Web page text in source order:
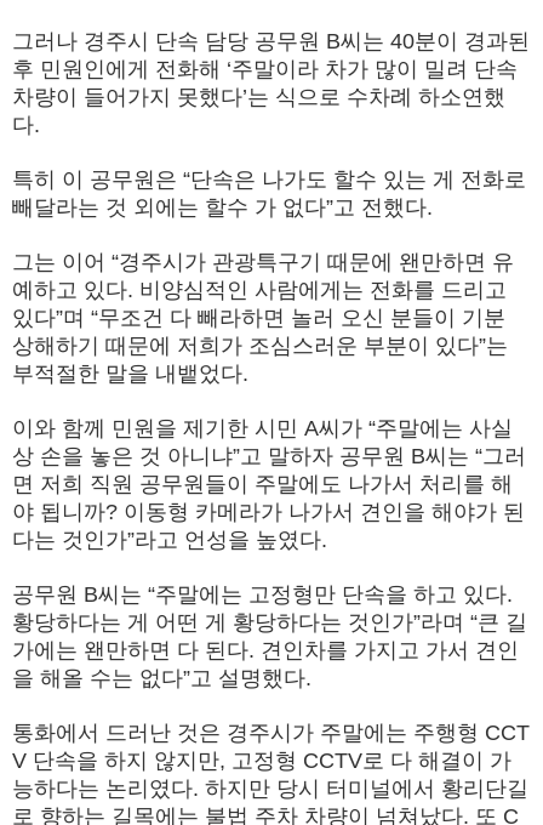
그러나 경주시 단속 담당 공무원 B씨는 40분이 경과된
후 민원인에게 전화해 ‘주말이라 차가 많이 밀려 단속
차량이 들어가지 못했다’는 식으로 수차례 하소연했
다.
특히 이 공무원은 “단속은 나가도 할수 있는 게 전화로
빼달라는 것 외에는 할수 가 없다”고 전했다.
그는 이어 “경주시가 관광특구기 때문에 왠만하면 유
예하고 있다. 비양심적인 사람에게는 전화를 드리고
있다”며 “무조건 다 빼라하면 놀러 오신 분들이 기분
상해하기 때문에 저희가 조심스러운 부분이 있다”는
부적절한 말을 내뱉었다.
이와 함께 민원을 제기한 시민 A씨가 “주말에는 사실
상 손을 놓은 것 아니냐”고 말하자 공무원 B씨는 “그러
면 저희 직원 공무원들이 주말에도 나가서 처리를 해
야 됩니까? 이동형 카메라가 나가서 견인을 해야가 된
다는 것인가”라고 언성을 높였다.
공무원 B씨는 “주말에는 고정형만 단속을 하고 있다.
황당하다는 게 어떤 게 황당하다는 것인가”라며 “큰 길
가에는 왠만하면 다 된다. 견인차를 가지고 가서 견인
을 해올 수는 없다”고 설명했다.
통화에서 드러난 것은 경주시가 주말에는 주행형 CCT
V 단속을 하지 않지만, 고정형 CCTV로 다 해결이 가
능하다는 논리였다. 하지만 당시 터미널에서 황리단길
로 향하는 길목에는 불법 주차 차량이 넘쳐났다. 또 C